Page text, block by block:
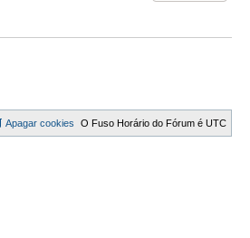
O Fuso Horário do Fórum é UTC
Apagar cookies